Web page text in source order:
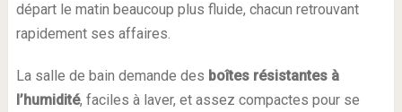
départ le matin beaucoup plus fluide, chacun retrouvant
rapidement ses affaires.
La salle de bain demande des boîtes résistantes à
l’humidité, faciles à laver, et assez compactes pour se